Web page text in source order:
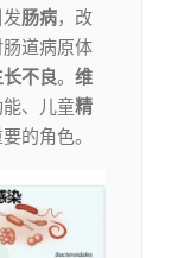
肠病，改
道病原体
不良。 维
、儿童精
的角色。